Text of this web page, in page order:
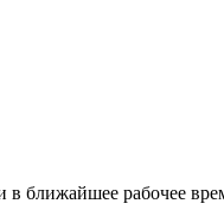
ближайшее рабочее